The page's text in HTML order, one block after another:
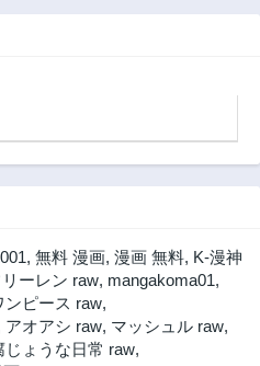
第38話
3ヶ月前
第36話
3ヶ月前
, 無料 漫画, 漫画 無料, K-漫神
ーレン raw, mangakoma01,
ンピース raw,
アオアシ raw, マッシュル raw,
じょうな日常 raw,